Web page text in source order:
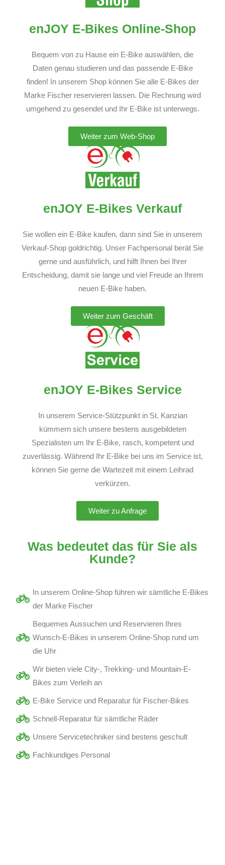
enJOY E-Bikes Online-Shop
Bequem von zu Hause ein E-Bike auswählen, die
Daten genau studieren und das passende E-Bike
finden! In unserem Shop können Sie alle E-Bikes der
Marke Fischer reservieren lassen. Die Rechnung wird
umgehend zu gesendet und Ihr E-Bike ist unterwegs.
Weiter zum Web-Shop
enJOY E-Bikes Verkauf
Sie wollen ein E-Bike kaufen, dann sind Sie in unserem
Verkauf-Shop goldrichtig. Unser Fachpersonal berät Sie
gerne und ausführlich, und hilft Ihnen bei Ihrer
Entscheidung, damit sie lange und viel Freude an Ihrem
neuen E-Bike haben.
Weiter zum Geschäft
enJOY E-Bikes Service
In unserem Service-Stützpunkt in St. Kanzian
kümmern sich unsere bestens ausgebildeten
Spezialisten um Ihr E-Bike, rasch, kompetent und
zuverlässig. Während Ihr E-Bike bei uns im Service ist,
können Sie gerne die Wartezeit mit einem Leihrad
verkürzen.
Weiter zu Anfrage
Was bedeutet das für Sie als
Kunde?
In unserem Online-Shop führen wir sämtliche E-Bikes
der Marke Fischer
Bequemes Aussuchen und Reservieren Ihres
Wunsch-E-Bikes in unserem Online-Shop rund um
die Uhr
Wir bieten viele City-, Trekking- und Mountain-E-
Bikes zum Verleih an
E-Bike Service und Reparatur für Fischer-Bikes
Schnell-Reparatur für sämtliche Räder
Unsere Servicetechniker sind bestens geschult
Fachkundiges Personal